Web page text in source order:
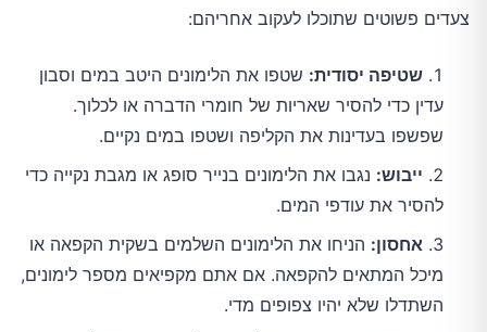
צעדים פשוטים שתוכלו לעקוב אחריהם:
שטיפה יסודית: שטפו את הלימונים היטב במים וסבון
עדין כדי להסיר שאריות של חומרי הדברה או לכלוך.
שפשפו בעדינות את הקליפה ושטפו במים נקיים.
ייבוש: נגבו את הלימונים בנייר סופג או מגבת נקייה כדי
להסיר את עודפי המים.
אחסון: הניחו את הלימונים השלמים בשקית הקפאה או
מיכל המתאים להקפאה. אם אתם מקפיאים מספר לימונים,
השתדלו שלא יהיו צפופים מדי.